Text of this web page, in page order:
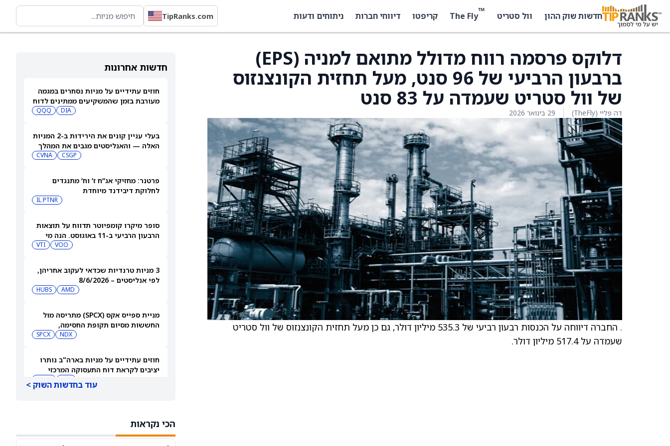
חדשות שוק ההון וול סטריט ™
The Fly קריפטו דיווחי חברות ניתוחים ודעות TipRanks.com
חדשות אחרונות
חוזים עתידיים על מניות נסחרים במגמה
מעורבת בזמן שהמשקיעים ממתינים לדוח
DIA
QQQ
בעלי עניין קונים את הירידות ב-2 המניות
האלה — והאנליסטים מגבים את המהלך
CSGP
CVNA
פרטנר: מחזיקי אג”ח ז’ וח’ מתנגדים
לחלוקת דיבידנד מיוחדת
IL:PTNR
סופר מיקרו קומפיוטר תדווח על תוצאות
הרבעון הרביעי ב-11 באוגוסט. הנה מי
VOO
VTI
3 מניות טרנדיות שכדאי לעקוב אחריהן,
לפי אנליסטים – 8/6/2026
AMD
HUBS
מניית ספייס אקס (SPCX) מתריסה מול
החששות מסיום תקופת החסימה,
NDX
SPCX
חוזים עתידיים על מניות בארה"ב נותרו
יציבים לקראת דוח התעסוקה המרכזי
עוד בחדשות השוק >
הכי נקראות
דלוקס פרסמה רווח מדולל מתואם למניה (EPS)
ברבעון הרביעי של 96 סנט, מעל תחזית הקונצנזוס
של וול סטריט שעמדה על 83 סנט
דה פליי (TheFly) 29 בינואר 2026
. החברה דיווחה על הכנסות רבעון רביעי של 535.3 מיליון דולר, גם כן מעל תחזית הקונצנזוס של וול סטריט
שעמדה על 517.4 מיליון דולר.